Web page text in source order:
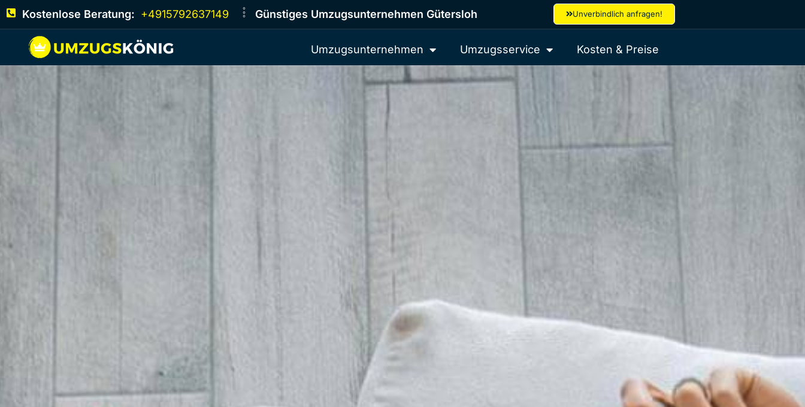
Kostenlose Beratung: +4915792637149 Günstiges Umzugsunternehmen Gütersloh Unverbindlich anfragen!
Umzugsunternehmen Umzugsservice Kosten & Preise